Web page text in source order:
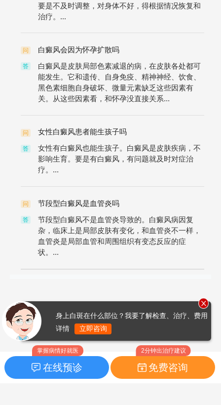
要是不及时调整，对身体不好，得根据情况恢复和
治疗。...
问 白癜风会因为怀孕扩散吗
答
白癜风是皮肤局部色素减退的病，在皮肤各处都可
能发生。它和遗传、自身免疫、精神神经、饮食、
黑色素细胞自身破坏、微量元素缺乏这些因素有
关。从这些因素看，和怀孕没直接关系...
问 女性白癜风患者能生孩子吗
答
女性有白癜风也能生孩子。白癜风是皮肤疾病，不
影响生育。要是有白癜风，有问题就及时对症治
疗。...
问 节段型白癜风是血管炎吗
答
节段型白癜风不是血管炎导致的。白癜风病因复
杂，临床上是局部皮肤有变化，和血管炎不一样，
血管炎是局部血管和周围组织有变态反应的症
状。...
掌握病情好就医
在线预诊
2分钟出治疗建议
免费咨询
身上白斑在什么部位？我要了解检查、治疗、费用
详情
立即咨询